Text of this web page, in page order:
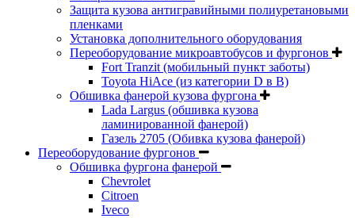
Защита кузова антигравийными полиуретановыми
пленками
Установка дополнительного оборудования
Переоборудование микроавтобусов и фургонов
Fort Tranzit (мобильный пункт заботы)
Toyota HiAce (из категории D в B)
Обшивка фанерой кузова фургона
Lada Largus (обшивка кузова
ламинированной фанерой)
Газель 2705 (Обивка кузова фанерой)
Переоборудование фургонов
Обшивка фургона фанерой
Chevrolet
Citroen
Iveco